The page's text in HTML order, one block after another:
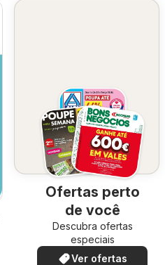
Ofertas perto
de você
Descubra ofertas
especiais
Ver ofertas